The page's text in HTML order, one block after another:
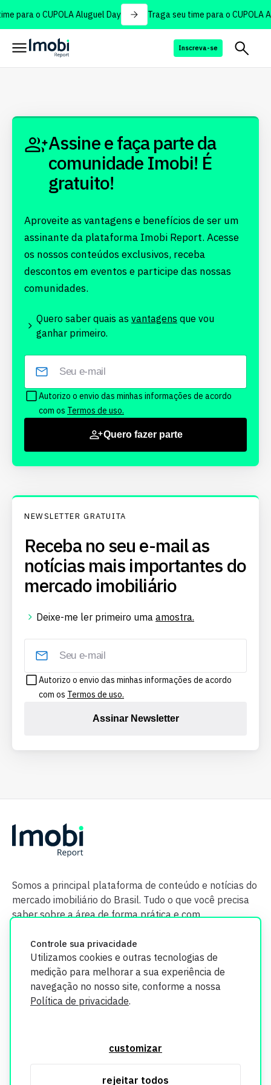
para o CUPOLA Aluguel Day Traga seu time para o CUPOLA
Inscreva-se
Controle sua privacidade
Utilizamos cookies e outras tecnologias de
medição para melhorar a sua experiência de
navegação no nosso site, conforme a nossa
Política de privacidade.
customizar
rejeitar todos
Assine e faça parte da
comunidade Imobi! É
gratuito!
Aproveite as vantagens e benefícios de ser um
assinante da plataforma Imobi Report. Acesse
os nossos conteúdos exclusivos, receba
descontos em eventos e participe das nossas
comunidades.
Quero saber quais as vantagens que vou
ganhar primeiro.
Autorizo o envio das minhas informações de acordo
com os Termos de uso.
Quero fazer parte
NEWSLETTER GRATUITA
Receba no seu e-mail as
notícias mais importantes do
mercado imobiliário
Deixe-me ler primeiro uma amostra.
Autorizo o envio das minhas informações de acordo
com os Termos de uso.
Assinar Newsletter
Somos a principal plataforma de conteúdo e notícias do
mercado imobiliário do Brasil. Tudo o que você precisa
saber sobre a área de forma prática e com
segurança. Todos os dados coletados em nosso site são
utilizados exclusivamente para fins de aprimoramento de
informações, consulte nossa Política de Privacidade.